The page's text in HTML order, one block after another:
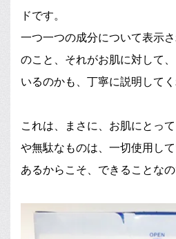
ドです。
一つ一つの成分について表示
のこと、それがお肌に対して
いるのかも、丁寧に説明してく
これは、まさに、お肌にとっ
や無駄なものは、一切使用し
あるからこそ、できることなの